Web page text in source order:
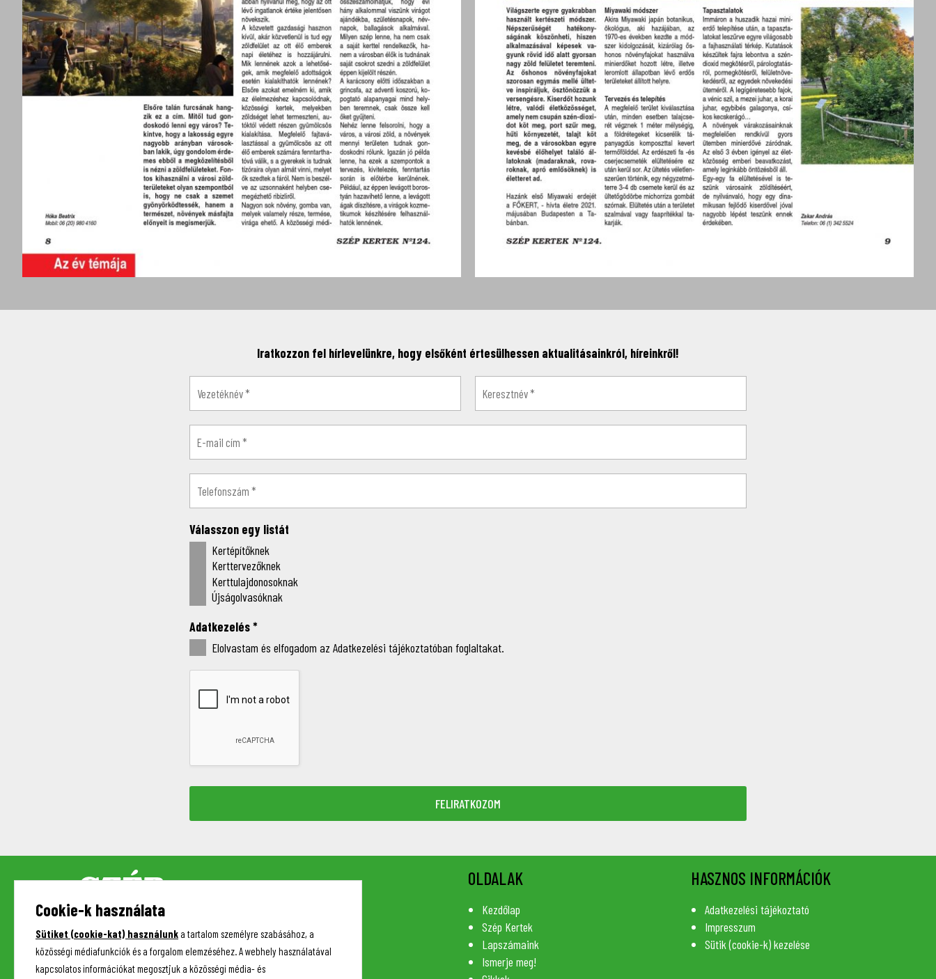
Iratkozzon fel hírlevelünkre, hogy elsőként értesülhessen aktualitásainkról, híreinkről!
Válasszon egy listát
Kertépítőknek
Kerttervezőknek
Kerttulajdonosoknak
Újságolvasóknak
Adatkezelés*
Elolvastam és elfogadom az Adatkezelési tájékoztatóban foglaltakat.
OLDALAK
Kezdőlap
Szép Kertek
Lapszámaink
Ismerje meg!
HASZNOS INFORMÁCIÓK
Adatkezelési tájékoztató
Impresszum
Sütik (cookie-k) kezelése
Cookie-k használata
Sütiket (cookie-kat) használunk a tartalom személyre szabásához, a
közösségi médiafunkciók és a forgalom elemzéséhez. A webhely használatával
kapcsolatos információkat megosztjuk a közösségi média- és